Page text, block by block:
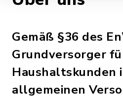
Gemäß §36 des
Grundversorger
Haushaltskunden
allgemeinen